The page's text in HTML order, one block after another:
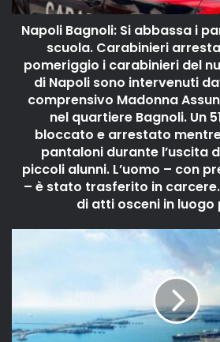
Napoli Bagnoli: Si abbassa i
scuola. Carabinieri
pomeriggio i carabinieri del
di Napoli sono intervenuti
comprensivo Madonna
nel quartiere Bagnoli. Un
bloccato e arrestato
pantaloni durante l’uscita
piccoli alunni. L’uomo – con
– è stato trasferito in
di atti osceni in luogo